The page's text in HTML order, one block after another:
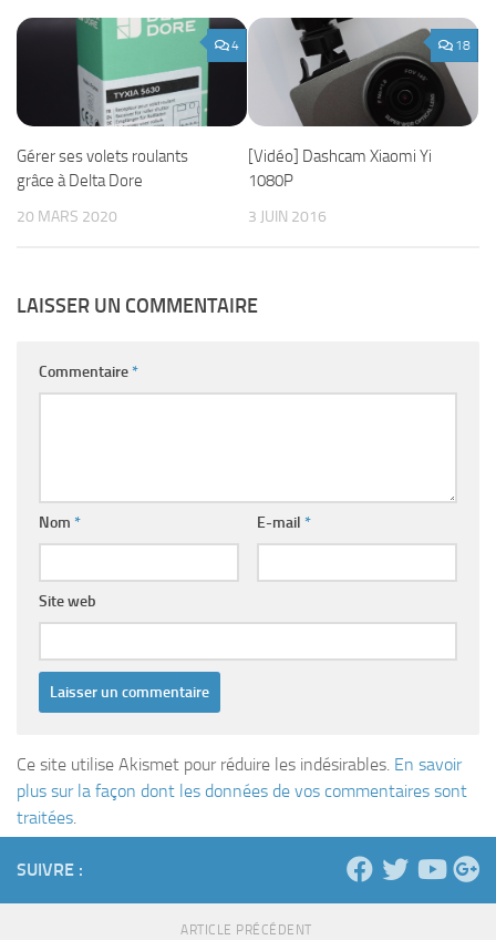
4
Gérer ses volets roulants
grâce à Delta Dore
20 MARS 2020
18
[Vidéo] Dashcam Xiaomi Yi
1080P
3 JUIN 2016
LAISSER UN COMMENTAIRE
Commentaire*
Nom * E-mail *
Site web
Ce site utilise Akismet pour réduire les indésirables. En savoir
plus sur la façon dont les données de vos commentaires sont
traitées.
SUIVRE :
ARTICLE PRÉCÉDENT